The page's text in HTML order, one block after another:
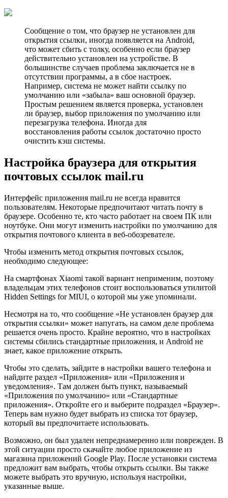
Сообщение о том, что браузер не установлен для
открытия ссылки, иногда появляется на Android,
что может сбить с толку, особенно если браузер
действительно установлен на устройстве. В
большинстве случаев проблема заключается не в
отсутствии программы, а в сбое настроек.
Например, система не может найти ссылку по
умолчанию или «забыла» ваш основной браузер.
Простым решением является проверка, установлен
ли браузер, выбор приложения по умолчанию или
перезагрузка телефона. Иногда для
восстановления работы ссылок достаточно просто
очистить кэш системы.
Настройка браузера для открытия
почтовых ссылок mail.ru
Интерфейс приложения mail.ru не всегда нравится
пользователям. Некоторые предпочитают читать почту в
браузере. Особенно те, кто часто работает на своем ПК или
ноутбуке. Они могут изменить настройки по умолчанию для
открытия почтового клиента в веб-обозревателе.
Чтобы изменить метод открытия почтовых ссылок,
необходимо следующее:
На смартфонах Xiaomi такой вариант неприменим, поэтому
владельцам этих телефонов стоит воспользоваться утилитой
Hidden Settings for MIUI, о которой мы уже упоминали.
Несмотря на то, что сообщение «Не установлен браузер для
открытия ссылки» может напугать, на самом деле проблема
решается очень просто. Крайне вероятно, что в настройках
системы сбились стандартные приложения, и Android не
знает, какое приложение открыть.
Чтобы это сделать, зайдите в настройки вашего телефона и
найдите раздел «Приложения» или «Приложения и
уведомления». Там должен быть пункт, называемый
«Приложения по умолчанию» или «Стандартные
приложения». Откройте его и выберите подраздел «Браузер».
Теперь вам нужно будет выбрать из списка тот браузер,
который вы предпочитаете использовать.
Возможно, он был удален непреднамеренно или поврежден. В
этой ситуации просто скачайте любое приложение из
магазина приложений Google Play. После установки система
предложит вам выбрать, чтобы открыть ссылки. Вы также
можете выбрать это вручную, используя настройки,
указанные выше.